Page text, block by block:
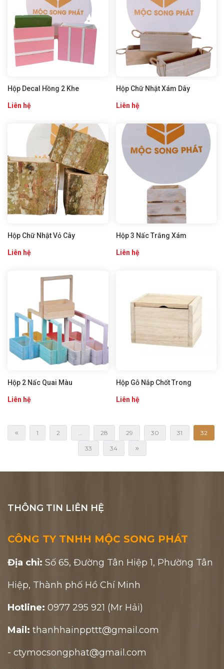
Hộp Decal Hồng 2 Khe
Liên hệ
Hộp Chữ Nhật Xám Dây
Liên hệ
Hộp Chữ Nhật Vỏ Cây
Liên hệ
Hộp 3 Nấc Trắng Xám
Liên hệ
Hộp 2 Nấc Quai Màu
Liên hệ
Hộp Gỗ Nắp Chốt Trong
Liên hệ
1 2 ... 28 29 30 31 32
33 34
THÔNG TIN LIÊN HỆ
CÔNG TY TNHH MỘC SONG PHÁT
Địa chỉ: Số 65, Đường Tân Hiệp 1, Phường Tân
Hiệp, Thành phố Hồ Chí Minh
Hotline: 0977 295 921 (Mr Hải)
Mail: thanhhainppttt@gmail.com
- ctymocsongphat@gmail.com